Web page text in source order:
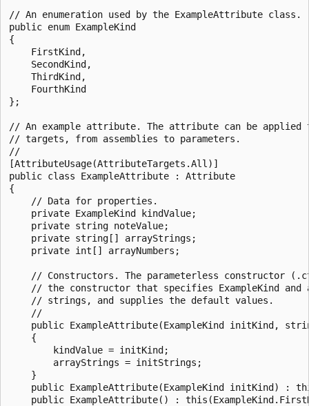
// An enumeration used by the ExampleAttribute class.
public enum ExampleKind
{
    FirstKind,
    SecondKind,
    ThirdKind,
    FourthKind
};
// An example attribute. The attribute can be
// targets, from assemblies to parameters.
//
[AttributeUsage(AttributeTargets.All)]
public class ExampleAttribute : Attribute
{
    // Data for properties.
    private ExampleKind kindValue;
    private string noteValue;
    private string[] arrayStrings;
    private int[] arrayNumbers;
// Constructors. The parameterless constructor
// the constructor that specifies ExampleKind and
    // strings, and supplies the default values.
    //
public ExampleAttribute(ExampleKind initKind,
    {
        kindValue = initKind;
        arrayStrings = initStrings;
    }
public ExampleAttribute(ExampleKind initKind) :
public ExampleAttribute() :